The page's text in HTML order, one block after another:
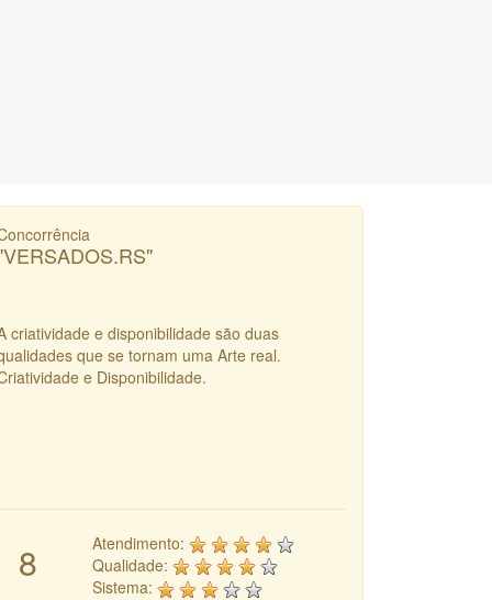
criatividade e disponibilidade são duas
que se tornam uma Arte real.
e Disponibilidade.
8
Atendimento:
Qualidade:
Sistema: